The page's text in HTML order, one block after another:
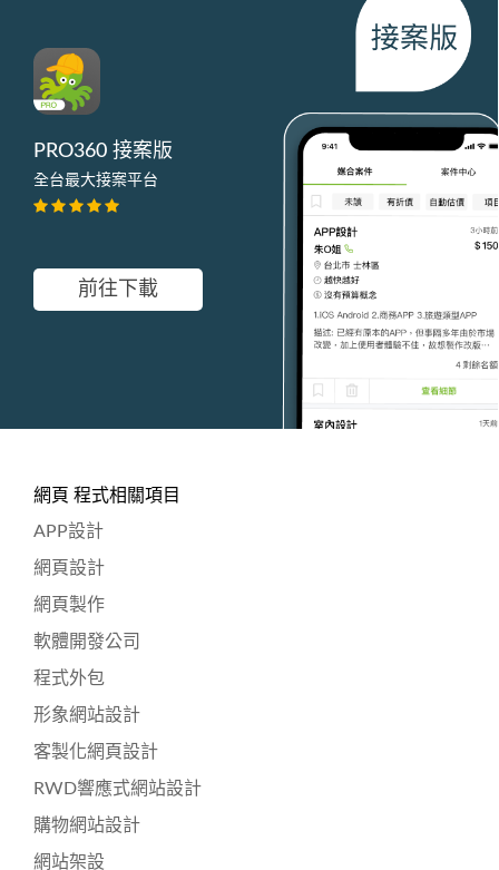
PRO360 接案版
全台最大接案平台
前往下載
網頁 程式相關項目
APP設計
網頁設計
網頁製作
軟體開發公司
程式外包
形象網站設計
客製化網頁設計
RWD響應式網站設計
購物網站設計
網站架設